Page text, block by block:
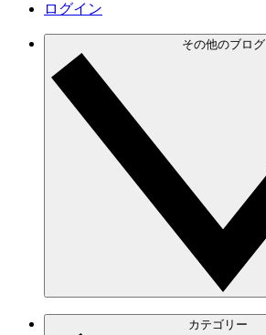
ログイン
その他のブログ
カテゴリー